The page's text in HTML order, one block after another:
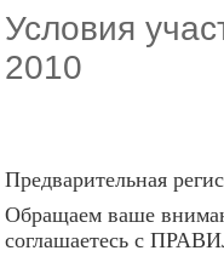
Условия
2010
Предварительная
Обращаем ваше
соглашаетесь с